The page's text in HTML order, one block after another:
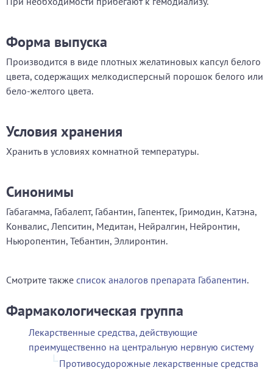
Форма выпуска
Производится в виде плотных желатиновых капсул белого
цвета, содержащих мелкодисперсный порошок белого или
бело-желтого цвета.
Условия хранения
Хранить в условиях комнатной температуры.
Синонимы
Габагамма, Габалепт, Габантин, Гапентек, Гримодин, Катэна,
Конвалис, Лепситин, Медитан, Нейралгин, Нейронтин,
Ньюропентин, Тебантин, Эллиронтин.
Смотрите также список аналогов препарата Габапентин.
Фармакологическая группа
Лекарственные средства, действующие
преимущественно на центральную нервную систему
Противосудорожные лекарственные средства